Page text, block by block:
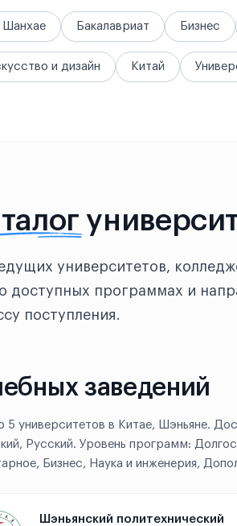
Шанхае Бакалавриат Бизнес
и дизайн Китай
университетов,
программах и
поступления.
заведений
5 университетов в Китае, Шэньяне.
Русский. Уровень программ:
Бизнес, Наука и инженерия,
Шэньянский политехнический